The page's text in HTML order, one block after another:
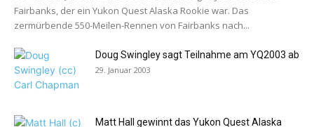
Fairbanks, der ein Yukon Quest Alaska Rookie war. Das
zermürbende 550-Meilen-Rennen von Fairbanks nach...
Doug Swingley sagt Teilnahme am YQ2003 ab
29. Januar 2003
Matt Hall gewinnt das Yukon Quest Alaska